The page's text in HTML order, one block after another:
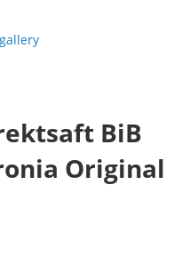
BiB
Original